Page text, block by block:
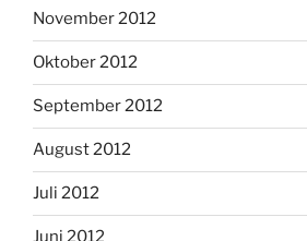
November 2012
Oktober 2012
September 2012
August 2012
Juli 2012
Juni 2012